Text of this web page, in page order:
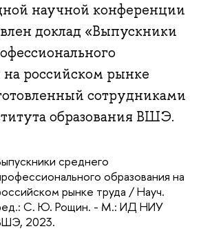
научной конференции
доклад «Выпускники
на российском рынке
сотрудниками
образования ВШЭ.
среднего
образования на
рынке труда / Науч.
С. Ю. Рощин. - М.: ИД НИУ
2023.